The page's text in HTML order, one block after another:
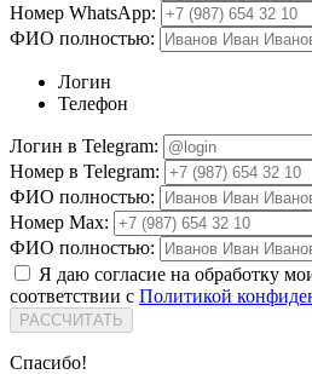
Номер WhatsApp:
ФИО полностью:
Логин
Телефон
Логин в Telegram:
Номер в Telegram:
ФИО полностью:
Номер Max:
ФИО полностью:
Я даю согласие на обработку
соответствии с Политикой
РАССЧИТАТЬ
Спасибо!